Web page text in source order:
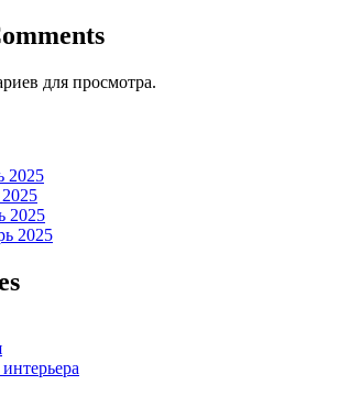
для просмотра.
2025
2025
2025